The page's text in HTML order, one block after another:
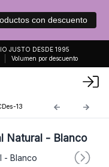
con descuento
JUSTO DESDE 1995
Volumen por descuento
13
Natural - Blanco